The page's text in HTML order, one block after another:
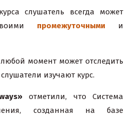
слушатель всегда может
промежуточными и
момент может отследить
слушатели изучают курс.
отметили, что Система
созданная на базе